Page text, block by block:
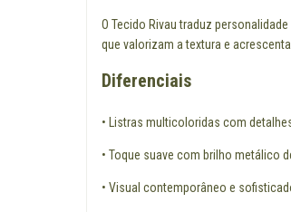
O Tecido Rivau traduz
que valorizam a textura e
Diferenciais
• Listras multicoloridas com
• Toque suave com brilho metálico
• Visual contemporâneo e